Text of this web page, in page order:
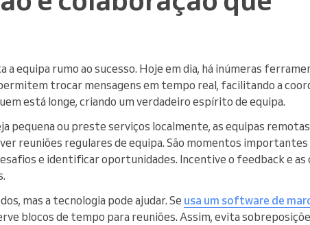
a equipa rumo ao sucesso. Hoje em dia, há inúmeras
trocar mensagens em tempo real, facilitando a
está longe, criando um verdadeiro espírito de equipa.
pequena ou preste serviços localmente, as equipas remotas
reuniões regulares de equipa. São momentos
e identificar oportunidades. Incentive o feedback e as
mas a tecnologia pode ajudar. Se usa um software de
blocos de tempo para reuniões. Assim, evita